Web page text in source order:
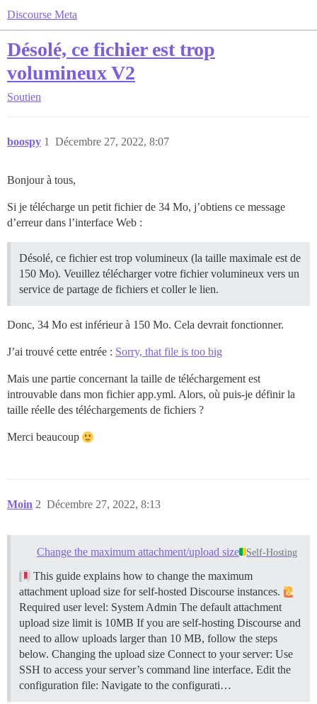
Discourse Meta
Désolé, ce fichier est trop
volumineux V2
Soutien
boospy Décembre 27, 2022, 8:07
1
Bonjour à tous,
Si je télécharge un petit fichier de 34 Mo, j’obtiens ce message
d’erreur dans l’interface Web :
Désolé, ce fichier est trop volumineux (la taille maximale est de
150 Mo). Veuillez télécharger votre fichier volumineux vers un
service de partage de fichiers et coller le lien.
Donc, 34 Mo est inférieur à 150 Mo. Cela devrait fonctionner.
J’ai trouvé cette entrée : Sorry, that file is too big
Mais une partie concernant la taille de téléchargement est
introuvable dans mon fichier app.yml. Alors, où puis-je définir la
taille réelle des téléchargements de fichiers ?
Merci beaucoup
Moin Décembre 27, 2022, 8:13
2
Change the maximum attachment/upload size Self-Hosting
This guide explains how to change the maximum
attachment upload size for self-hosted Discourse instances.
Required user level: System Admin The default attachment
upload size limit is 10MB If you are self-hosting Discourse and
need to allow uploads larger than 10 MB, follow the steps
below. Changing the upload size Connect to your server: Use
SSH to access your server’s command line interface. Edit the
configuration file: Navigate to the configurati…